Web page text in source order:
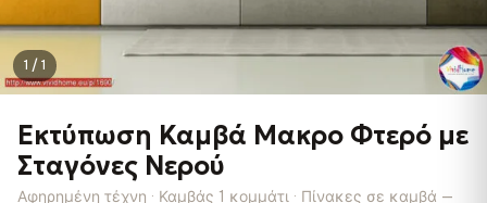
1 / 1
Εκτύπωση Καμβά Μακρο Φτερό με
Σταγόνες Νερού
Αφηρημένη τέχνη · Καμβάς 1 κομμάτι · Πίνακες σε καμβά —